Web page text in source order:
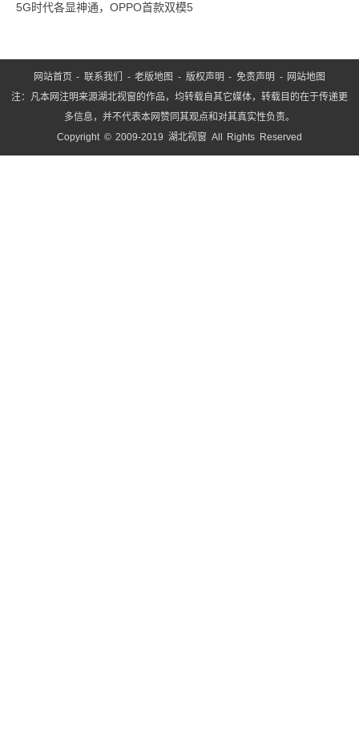
5G时代各显神通，OPPO首款双模5
网站首页 - 联系我们 -老版地图 - 版权声明 -免责声明 - 网站地图
注：凡本网注明来源湖北视窗的作品，均转载自其它媒体，转载目的在于传递更
多信息，并不代表本网赞同其观点和对其真实性负责。
Copyright © 2009-2019 湖北视窗 All Rights Reserved